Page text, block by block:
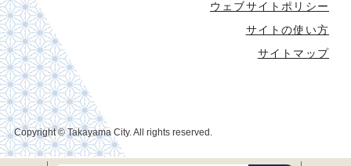
ウェブサイトポリシー
サイトの使い方
サイトマップ
Copyright © Takayama City. All rights reserved.